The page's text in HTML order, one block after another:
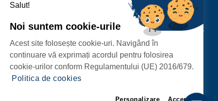
PROTECȚIA DATELOR PERSONALE
PRIMĂRIA MUNICIPIULUI
P-ȚA 25 OCTOMBRIE, NR. 1 CORP M, 440026 SATU MARE
Salut!
Noi suntem cookie-urile
Acest site folosește cookie-uri. Navigând în
continuare vă exprimați acordul pentru folosirea
cookie-urilor conform Regulamentului (UE) 2016/679.
Politica de cookies
Personalizare Accept